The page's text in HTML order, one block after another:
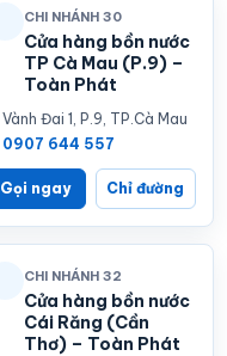
CHI NHÁNH 30
Cửa hàng bồn nước
TP Cà Mau (P.9) –
Toàn Phát
Vành Đai 1, P.9, TP.Cà Mau
0907 644 557
Gọi ngay Chỉ đường
CHI NHÁNH 32
Cửa hàng bồn nước
Cái Răng (Cần
Thơ) – Toàn Phát